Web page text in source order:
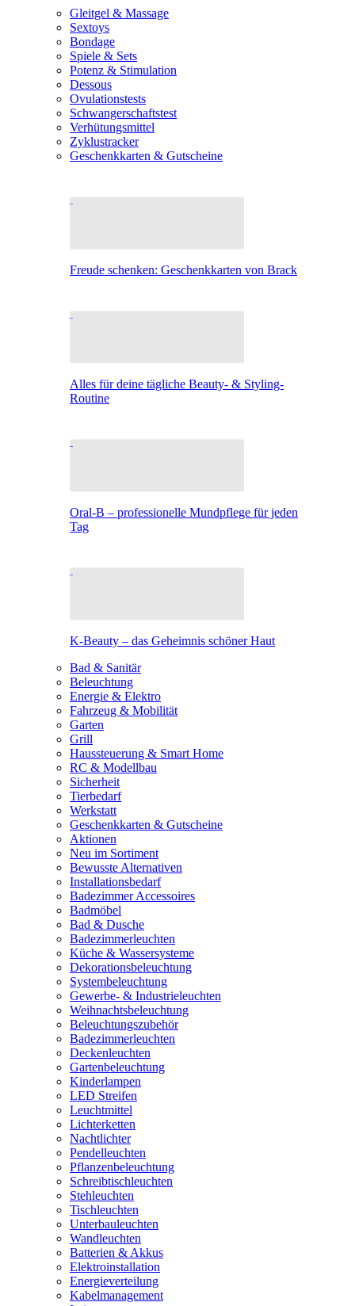
Gleitgel & Massage
Sextoys
Bondage
Spiele & Sets
Potenz & Stimulation
Dessous
Ovulationstests
Schwangerschaftstest
Verhütungsmittel
Zyklustracker
Geschenkkarten & Gutscheine
Freude schenken: Geschenkkarten von Brack
Alles für deine tägliche Beauty- & Styling-
Routine
Oral-B – professionelle Mundpflege für jeden
Tag
K-Beauty – das Geheimnis schöner Haut
Bad & Sanitär
Beleuchtung
Energie & Elektro
Fahrzeug & Mobilität
Garten
Grill
Haussteuerung & Smart Home
RC & Modellbau
Sicherheit
Tierbedarf
Werkstatt
Geschenkkarten & Gutscheine
Aktionen
Neu im Sortiment
Bewusste Alternativen
Installationsbedarf
Badezimmer Accessoires
Badmöbel
Bad & Dusche
Badezimmerleuchten
Küche & Wassersysteme
Dekorationsbeleuchtung
Systembeleuchtung
Gewerbe- & Industrieleuchten
Weihnachtsbeleuchtung
Beleuchtungszubehör
Badezimmerleuchten
Deckenleuchten
Gartenbeleuchtung
Kinderlampen
LED Streifen
Leuchtmittel
Lichterketten
Nachtlichter
Pendelleuchten
Pflanzenbeleuchtung
Schreibtischleuchten
Stehleuchten
Tischleuchten
Unterbauleuchten
Wandleuchten
Batterien & Akkus
Elektroinstallation
Energieverteilung
Kabelmanagement